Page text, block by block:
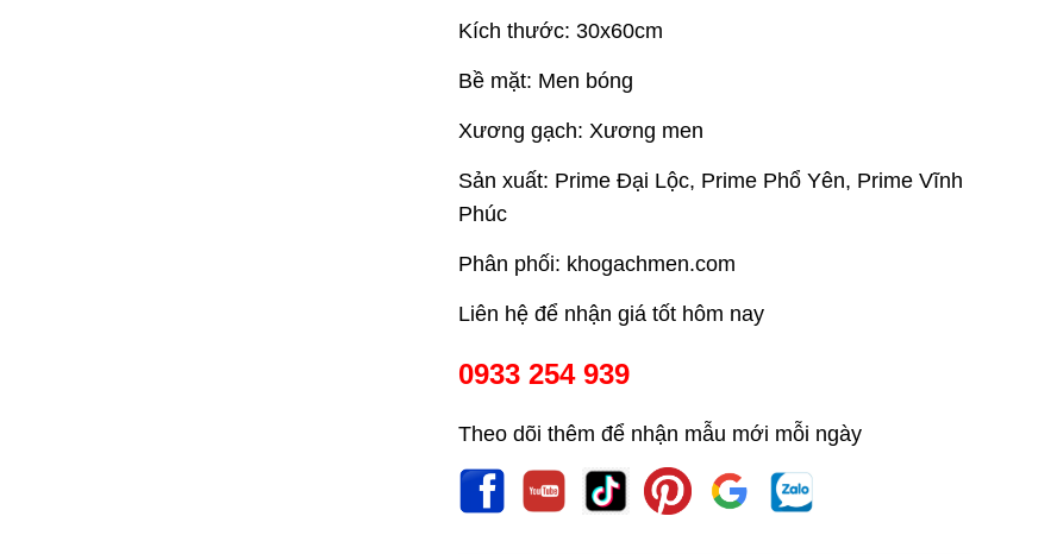
Kích thước: 30x60cm
Bề mặt: Men bóng
Xương gạch: Xương men
Sản xuất: Prime Đại Lộc, Prime Phổ Yên, Prime Vĩnh
Phúc
Phân phối: khogachmen.com
Liên hệ để nhận giá tốt hôm nay
0933 254 939
Theo dõi thêm để nhận mẫu mới mỗi ngày